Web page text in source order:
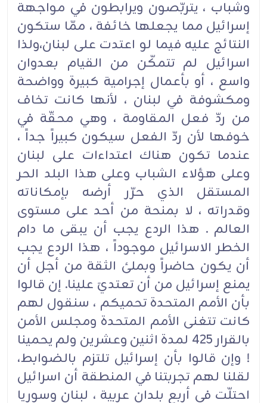
وشباب ، يتربّصون ويرابطون في مواجهة
إسرائيل مما يجعلها خائفة ، ممّا ستكون
النتائج عليه فيما لو اعتدت على لبنان،ولذا
اسرائيل لم تتمكّن من القيام بعدوان
واسع ، أو بأعمال إجرامية كبيرة وواضحة
ومكشوفة في لبنان ، لأنها كانت تخاف
من ردّ فعل المقاومة ، وهي محقّة في
خوفها لأن ردّ الفعل سيكون كبيراً جداً ،
عندما تكون هناك اعتداءات على لبنان
وعلى هؤلاء الشباب وعلى هذا البلد الحر
المستقل الذي حرّر أرضه بإمكاناته
وقدراته ، لا بمنحة من أحد على مستوى
العالم . هذا الردع يجب أن يبقى ما دام
الخطر الاسرائيل موجوداً ، هذا الردع يجب
أن يكون حاضراً وبملئ الثقة من أجل أن
يمنع إسرائيل من أن تعتديَ علينا. إن قالوا
بأن الأمم المتحدة تحميكم ، سنقول لهم
كانت تتغنى الأمم المتحدة ومجلس الأمن
بالقرار 425 لمدة اثنين وعشرين ولم يحمينا
! وإن قالوا بأن إسرائيل تلتزم بالضوابط،
لقلنا لهم تجربتنا في المنطقة أن اسرائيل
احتلّت في أربع بلدان عربية ، لبنان وسوريا